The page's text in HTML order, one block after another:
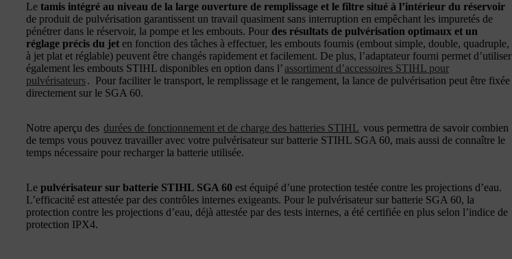
Le tamis intégré au niveau de la large ouverture de remplissage et le filtre situé à l’intérieur du réservoir
de produit de pulvérisation garantissent un travail quasiment sans interruption en empêchant les impuretés de
pénétrer dans le réservoir, la pompe et les embouts. Pour des résultats de pulvérisation optimaux et un
réglage précis du jet en fonction des tâches à effectuer, les embouts fournis (embout simple, double, quadruple,
à jet plat et réglable) peuvent être changés rapidement et facilement. De plus, l’adaptateur fourni permet d’utiliser
également les embouts STIHL disponibles en option dans l’assortiment d’accessoires STIHL pour
pulvérisateurs. Pour faciliter le transport, le remplissage et le rangement, la lance de pulvérisation peut être fixée
directement sur le SGA 60.
Notre aperçu des durées de fonctionnement et de charge des batteries STIHL vous permettra de savoir combien
de temps vous pouvez travailler avec votre pulvérisateur sur batterie STIHL SGA 60, mais aussi de connaître le
temps nécessaire pour recharger la batterie utilisée.
Le pulvérisateur sur batterie STIHL SGA 60 est équipé d’une protection testée contre les projections d’eau.
L’efficacité est attestée par des contrôles internes exigeants. Pour le pulvérisateur sur batterie SGA 60, la
protection contre les projections d’eau, déjà attestée par des tests internes, a été certifiée en plus selon l’indice de
protection IPX4.